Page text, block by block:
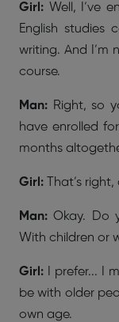
Girl: Well, I’ve
English studies
writing. And I’m
course.
Man: Right, so
have enrolled
months
Girl: That’s
Man: Okay. Do
With children or
Girl: I prefer... I
be with older
own age.